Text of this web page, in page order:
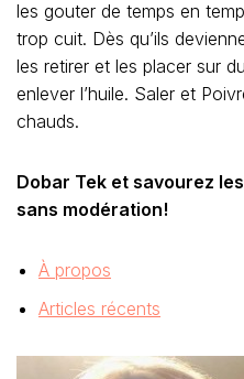
les gouter de temps en
trop cuit. Dès qu’ils
les retirer et les placer sur
enlever l’huile. Saler et
chauds.
Dobar Tek et savourez
sans modération!
À propos
Articles récents